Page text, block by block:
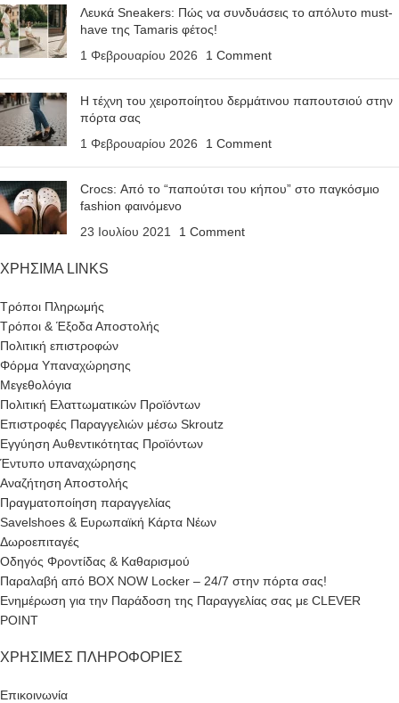
Λευκά Sneakers: Πώς να συνδυάσεις το απόλυτο must-
have της Tamaris φέτος!
1 Φεβρουαρίου 2026
1 Comment
Η τέχνη του χειροποίητου δερμάτινου παπουτσιού στην
πόρτα σας
1 Φεβρουαρίου 2026
1 Comment
Crocs: Από το “παπούτσι του κήπου” στο παγκόσμιο
fashion φαινόμενο
23 Ιουλίου 2021
1 Comment
ΧΡΗΣΙΜΑ LINKS
Τρόποι Πληρωμής
Τρόποι & Έξοδα Αποστολής
Πολιτική επιστροφών
Φόρμα Υπαναχώρησης
Μεγεθολόγια
Πολιτική Ελαττωματικών Προϊόντων
Επιστροφές Παραγγελιών μέσω Skroutz
Εγγύηση Αυθεντικότητας Προϊόντων
Έντυπο υπαναχώρησης
Αναζήτηση Αποστολής
Πραγματοποίηση παραγγελίας
Savelshoes & Ευρωπαϊκή Κάρτα Νέων
Δωροεπιταγές
Οδηγός Φροντίδας & Καθαρισμού
Παραλαβή από BOX NOW Locker – 24/7 στην πόρτα σας!
Ενημέρωση για την Παράδοση της Παραγγελίας σας με CLEVER
POINT
ΧΡΉΣΙΜΕΣ ΠΛΗΡΟΦΟΡΊΕΣ
Επικοινωνία